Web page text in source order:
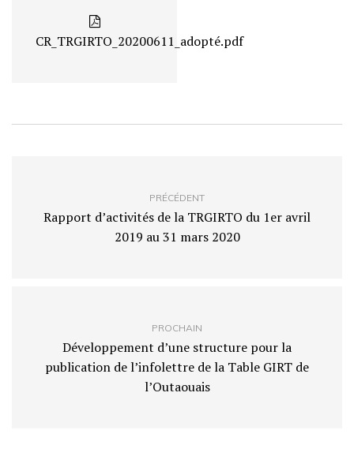
CR_TRGIRTO_20200611_adopté.pdf
PRÉCÉDENT
Rapport d’activités de la TRGIRTO du 1er avril
2019 au 31 mars 2020
PROCHAIN
Développement d’une structure pour la
publication de l’infolettre de la Table GIRT de
l’Outaouais